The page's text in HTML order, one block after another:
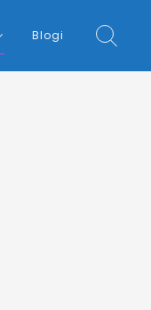
Blogi